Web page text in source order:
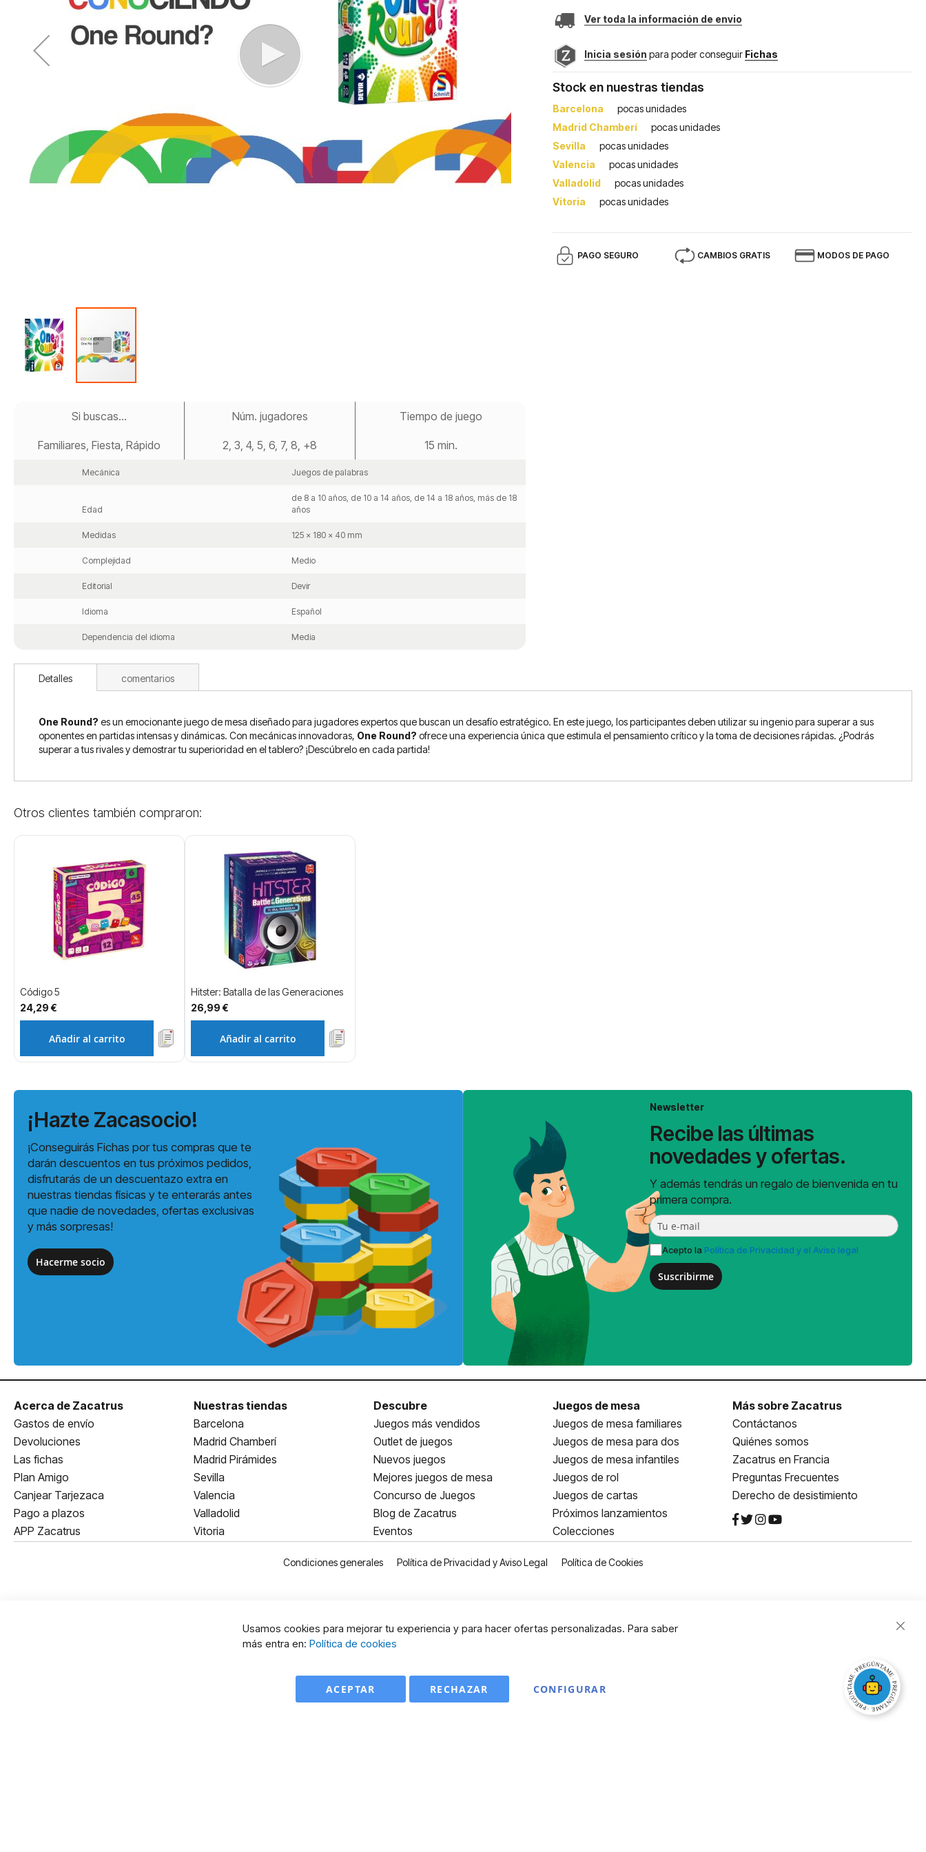
Ver toda la información de envio
Inicia sesión para poder conseguir Fichas
Stock en nuestras tiendas
Barcelona
pocas unidades
Madrid Chamberí
pocas unidades
Sevilla
pocas unidades
Valencia
pocas unidades
Valladolid
pocas unidades
Vitoria
pocas unidades
PAGO SEGURO CAMBIOS GRATIS MODOS DE PAGO
Si buscas...
Familiares, Fiesta, Rápido
Núm. jugadores
2, 3, 4, 5, 6, 7, 8, +8
Tiempo de juego
15 min.
Mecánica Juegos de palabras
Edad
de 8 a 10 años, de 10 a 14 años, de 14 a 18 años, más de 18
años
Medidas 125 x 180 x 40 mm
Complejidad Medio
Editorial Devir
Idioma Español
Dependencia del idioma Media
Detalles
One Round? es un emocionante juego de mesa diseñado para jugadores expertos que buscan un desafío estratégico. En este juego, los participantes deben utilizar su ingenio para superar a sus
oponentes en partidas intensas y dinámicas. Con mecánicas innovadoras, One Round? ofrece una experiencia única que estimula el pensamiento crítico y la toma de decisiones rápidas. ¿Podrás
superar a tus rivales y demostrar tu superioridad en el tablero? ¡Descúbrelo en cada partida!
comentarios
Otros clientes también compraron:
Código 5
24,29 €
Añadir al carrito
Hitster: Batalla de las Generaciones
26,99 €
Añadir al carrito
¡Hazte Zacasocio!
¡Conseguirás Fichas por tus compras que te
darán descuentos en tus próximos pedidos,
disfrutarás de un descuentazo extra en
nuestras tiendas físicas y te enterarás antes
que nadie de novedades, ofertas exclusivas
y más sorpresas!
Hacerme socio
Newsletter
Recibe las últimas
novedades y ofertas.
Y además tendrás un regalo de bienvenida en tu
primera compra.
Acepto la Política de Privacidad y el Aviso legal
Suscribirme
Acerca de Zacatrus
Gastos de envío
Devoluciones
Las fichas
Plan Amigo
Canjear Tarjezaca
Pago a plazos
APP Zacatrus
Nuestras tiendas
Barcelona
Madrid Chamberí
Madrid Pirámides
Sevilla
Valencia
Valladolid
Vitoria
Descubre
Juegos más vendidos
Outlet de juegos
Nuevos juegos
Mejores juegos de mesa
Concurso de Juegos
Blog de Zacatrus
Eventos
Juegos de mesa
Juegos de mesa familiares
Juegos de mesa para dos
Juegos de mesa infantiles
Juegos de rol
Juegos de cartas
Próximos lanzamientos
Colecciones
Más sobre Zacatrus
Contáctanos
Quiénes somos
Zacatrus en Francia
Preguntas Frecuentes
Derecho de desistimiento
Condiciones generales Política de Privacidad y Aviso Legal Política de Cookies
Usamos cookies para mejorar tu experiencia y para hacer ofertas personalizadas. Para saber
más entra en: Política de cookies
ACEPTAR CONFIGURAR
RECHAZAR